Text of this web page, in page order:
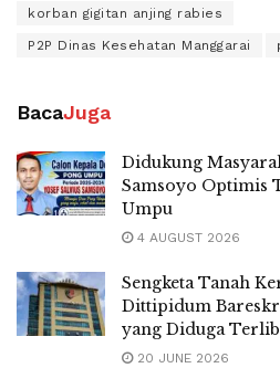
korban gigitan anjing rabies
P2P Dinas Kesehatan Manggarai
BacaJuga
Didukung
Samsoyo Optimis
Umpu
4 AUGUST 2026
Sengketa Tanah
Dittipidum
yang Diduga
20 JUNE 2026